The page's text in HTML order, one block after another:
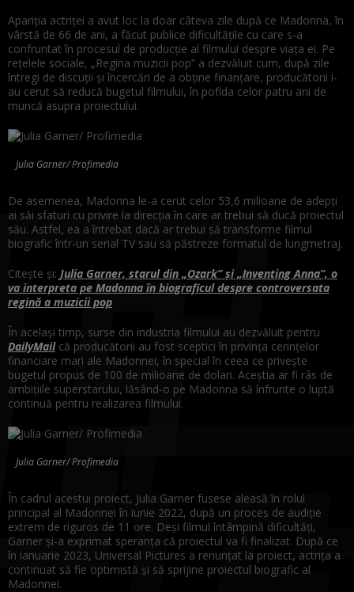
Apariția actriței a avut loc la doar câteva zile după ce Madonna, în
vârstă de 66 de ani, a făcut publice dificultățile cu care s-a
confruntat în procesul de producție al filmului despre viața ei. Pe
rețelele sociale, „Regina muzicii pop” a dezvăluit cum, după zile
întregi de discuții și încercări de a obține finanțare, producătorii i-
au cerut să reducă bugetul filmului, în pofida celor patru ani de
muncă asupra proiectului.
Julia Garner/ Profimedia
De asemenea, Madonna le-a cerut celor 53,6 milioane de adepți
ai săi sfaturi cu privire la direcția în care ar trebui să ducă proiectul
său. Astfel, ea a întrebat dacă ar trebui să transforme filmul
biografic într-un serial TV sau să păstreze formatul de lungmetraj.
Citește și: Julia Garner, starul din „Ozark” și „Inventing Anna”, o
va interpreta pe Madonna în biograficul despre controversata
regină a muzicii pop
În același timp, surse din industria filmului au dezvăluit pentru
DailyMailcă producătorii au fost sceptici în privința cerințelor
financiare mari ale Madonnei, în special în ceea ce privește
bugetul propus de 100 de milioane de dolari. Aceștia ar fi râs de
ambițiile superstarului, lăsând-o pe Madonna să înfrunte o luptă
continuă pentru realizarea filmului.
Julia Garner/ Profimedia
În cadrul acestui proiect, Julia Garner fusese aleasă în rolul
principal al Madonnei în iunie 2022, după un proces de audiție
extrem de riguros de 11 ore. Deși filmul întâmpină dificultăți,
Garner și-a exprimat speranța că proiectul va fi finalizat. După ce
în ianuarie 2023, Universal Pictures a renunțat la proiect, actrița a
continuat să fie optimistă și să sprijine proiectul biografic al
Madonnei.